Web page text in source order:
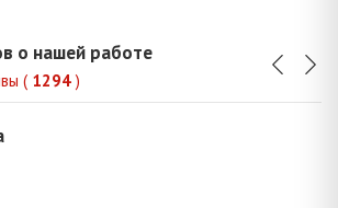
о нашей работе
( 1294 )